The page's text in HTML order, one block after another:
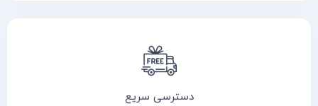
دسترسی سریع